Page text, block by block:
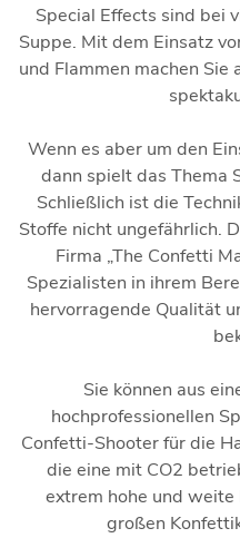
Special Effects sind bei
Suppe. Mit dem Einsatz
und Flammen machen Sie
Wenn es aber um den
dann spielt das Thema
Schließlich ist die
Stoffe nicht ungefährlich.
Firma „The Confetti
Spezialisten in ihrem
hervorragende Qualität
Sie können aus
hochprofessionellen
Confetti-Shooter für die
die eine mit CO2
extrem hohe und
großen